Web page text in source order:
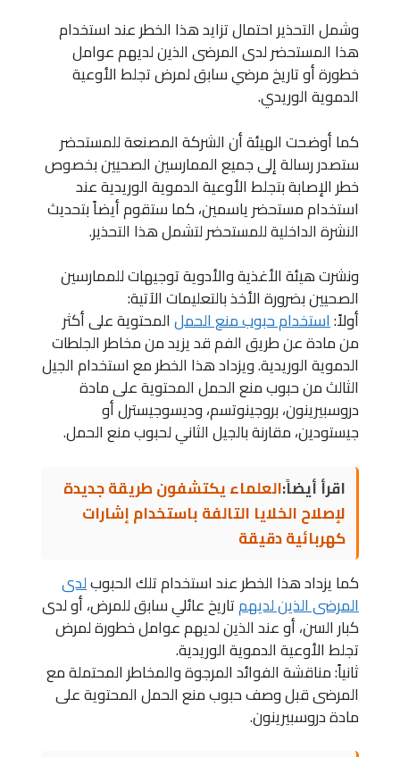
وشمل التحذير احتمال تزايد هذا الخطر عند استخدام
هذا المستحضر لدى المرضى الذين لديهم عوامل
خطورة أو تاريخ مرضي سابق لمرض تجلط الأوعية
الدموية الوريدي.
كما أوضحت الهيئة أن الشركة المصنعة للمستحضر
ستصدر رسالة إلى جميع الممارسين الصحيين بخصوص
خطر الإصابة بتجلط الأوعية الدموية الوريدية عند
استخدام مستحضر ياسمين، كما ستقوم أيضاً بتحديث
النشرة الداخلية للمستحضر لتشمل هذا التحذير.
ونشرت هيئة الأغذية والأدوية توجيهات للممارسين
الصحيين بضرورة الأخذ بالتعليمات الآتية:
أولاً:استخدام حبوب منع الحملالمحتوية على أكثر
من مادة عن طريق الفم قد يزيد من مخاطر الجلطات
الدموية الوريدية. ويزداد هذا الخطر مع استخدام الجيل
الثالث من حبوب منع الحمل المحتوية على مادة
دروسبيرينون، بروجينوتسم، وديسوجيسترل أو
جيستودين، مقارنة بالجيل الثاني لحبوب منع الحمل.
اقرأ أيضاً:العلماء يكتشفون طريقة جديدة
لإصلاح الخلايا التالفة باستخدام إشارات
كهربائية دقيقة
كما يزداد هذا الخطر عند استخدام تلك الحبوبلدى
المرضى الذين لديهمتاريخ عائلي سابق للمرض، أو لدى
كبار السن، أو عند الذين لديهم عوامل خطورة لمرض
تجلط الأوعية الدموية الوريدية.
ثانياً: مناقشة الفوائد المرجوة والمخاطر المحتملة مع
المرضى قبل وصف حبوب منع الحمل المحتوية على
مادة دروسبيرينون.